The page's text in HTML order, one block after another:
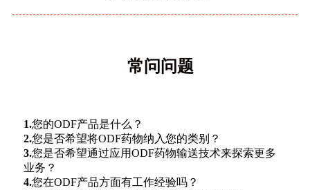
常问问题
1.您的ODF产品是什么？
2.您是否希望将ODF药物纳入您的类别？
3.您是否希望通过应用ODF药物输送技术来探索更多
业务？
4.您在ODF产品方面有工作经验吗？